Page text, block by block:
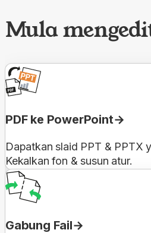
Mula
PDF ke PowerPoint
Dapatkan slaid PPT & PPTX
Kekalkan fon & susun atur.
Gabung Fail